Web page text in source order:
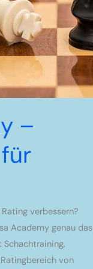
–
verbessern?
Academy genau das
von